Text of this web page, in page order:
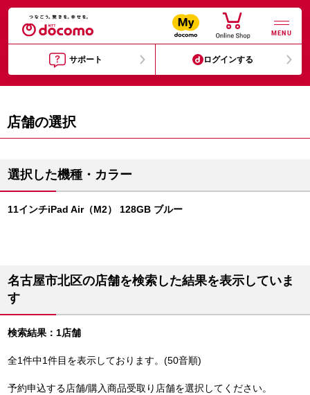
MENU
サポート ログインする
店舗の選択
選択した機種・カラー
11インチiPad Air（M2） 128GB ブルー
名古屋市北区の店舗を検索した結果を表示していま
す
検索結果：1店舗
全1件中1件目を表示しております。(50音順)
予約申込する店舗/購入商品受取り店舗を選択してください。